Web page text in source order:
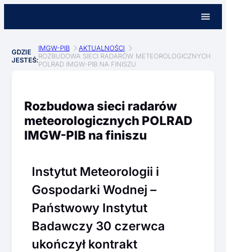
GDZIE
JESTEŚ:
IMGW-PIB
AKTUALNOŚCI
ROZBUDOWA SIECI RADARÓW METEOROLOGICZNYCH
POLRAD IMGW-PIB NA FINISZU
Rozbudowa sieci radarów
meteorologicznych POLRAD
IMGW-PIB na finiszu
Instytut Meteorologii i
Gospodarki Wodnej –
Państwowy Instytut
Badawczy 30 czerwca
ukończył kontrakt